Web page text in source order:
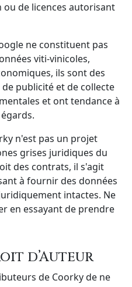
de licences autorisant
ne constituent pas
viti-vinicoles,
ils sont des
publicité et de collecte
et ont tendance à
n'est pas un projet
grises juridiques du
des contrats, il s'agit
à fournir des données
intactes. Ne
en essayant de prendre
d’Auteur
de Coorky de ne